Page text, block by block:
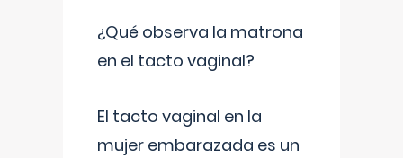
¿Qué observa la matrona
en el tacto vaginal?
El tacto vaginal en la
mujer embarazada es un